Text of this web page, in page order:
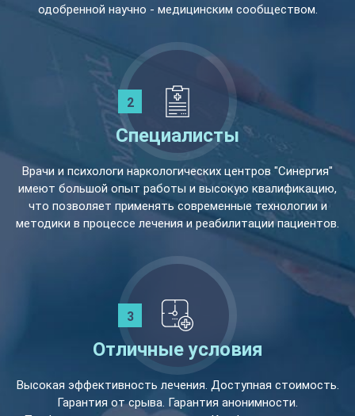
одобренной научно - медицинским сообществом.
Специалисты
Врачи и психологи наркологических центров "Синергия"
имеют большой опыт работы и высокую квалификацию,
что позволяет применять современные технологии и
методики в процессе лечения и реабилитации пациентов.
Отличные условия
Высокая эффективность лечения. Доступная стоимость.
Гарантия от срыва. Гарантия анонимности.